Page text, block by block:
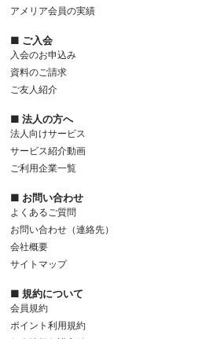
アメリア会員の実績
■ ご入会
入会のお申込み
資料のご請求
ご友人紹介
■ 法人の方へ
法人向けサービス
サービス紹介動画
ご利用企業一覧
■ お問い合わせ
よくあるご質問
お問い合わせ（連絡先）
会社概要
サイトマップ
■ 規約について
会員規約
ポイント利用規約